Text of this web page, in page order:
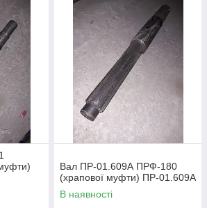
Вал ПР-01.609А ПРФ-180
(храпової муфти) ПР-01.609А
В наявності